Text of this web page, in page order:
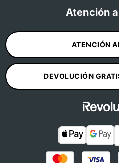
Atención
ATENCIÓN
DEVOLUCIÓN